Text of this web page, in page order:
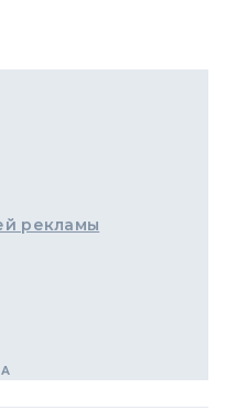
рекламы